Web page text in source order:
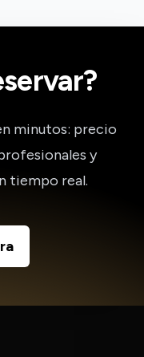
minutos: precio
y
tiempo real.